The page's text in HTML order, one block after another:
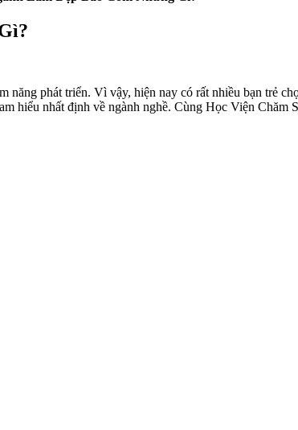
năng phát triển. Vì vậy, hiện nay có rất nhiều bạn trẻ
hiểu nhất định về ngành nghề. Cùng Học Viện